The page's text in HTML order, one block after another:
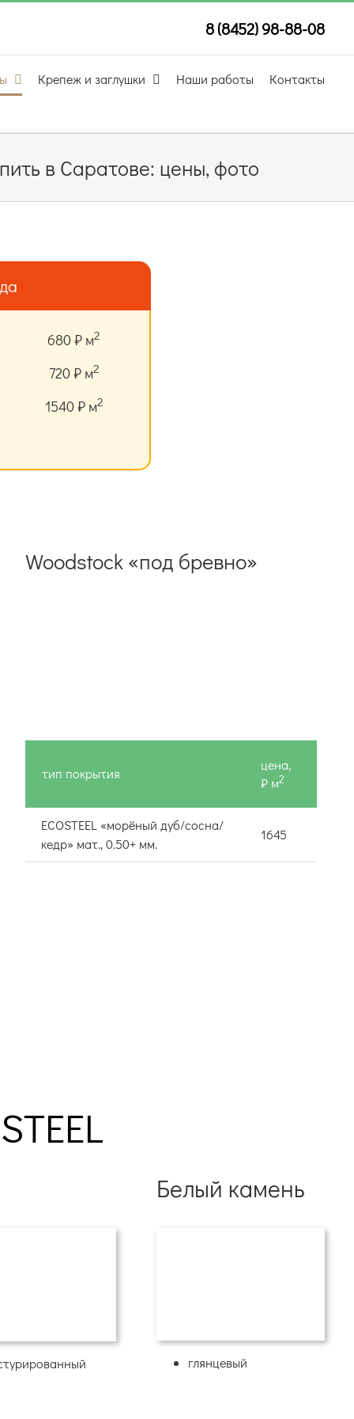
8 (8452) 98-88-08
Крепеж и заглушки Наши работы Контакты
в Саратове: цены, фото
680 ₽ м2
720 ₽ м2
1540 ₽ м2
Woodstock «под бревно»
тип покрытия
цена,
₽ м2
ECOSTEEL «морёный дуб/сосна/
кедр» мат., 0.50+ мм.
1645
Белый камень
глянцевый